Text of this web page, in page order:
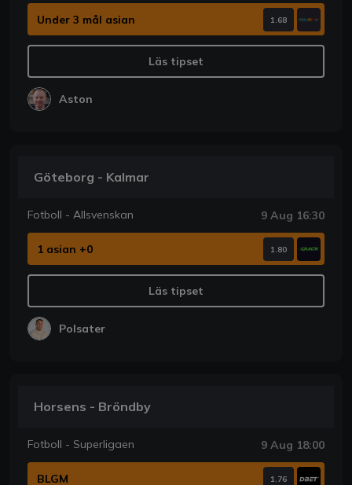
Under 3 mål asian 1.68
Läs tipset
Aston
Göteborg - Kalmar
Fotboll - Allsvenskan 9 Aug 16:30
1 asian +0 1.80
Läs tipset
Polsater
Horsens - Bröndby
Fotboll - Superligaen 9 Aug 18:00
BLGM 1.76